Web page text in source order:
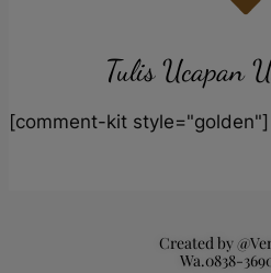
Tulis Ucapan
[comment-kit style="golden"]
Created by
Wa.0838-